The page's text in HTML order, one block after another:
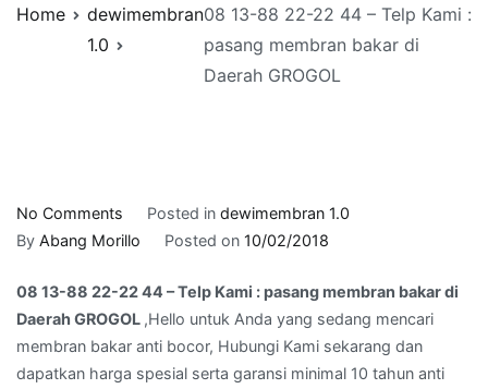
Home
dewimembran
1.0
08 13-88 22-22 44 – Telp Kami :
pasang membran bakar di
Daerah GROGOL
No Comments
08
88
22-
22
44
Posted in dewimembran 1.0
By Abang Morillo Posted on 10/02/2018
08 13-88 22-22 44 – Telp Kami : pasang membran bakar di
Daerah GROGOL ,Hello untuk Anda yang sedang mencari
membran bakar anti bocor, Hubungi Kami sekarang dan
dapatkan harga spesial serta garansi minimal 10 tahun anti